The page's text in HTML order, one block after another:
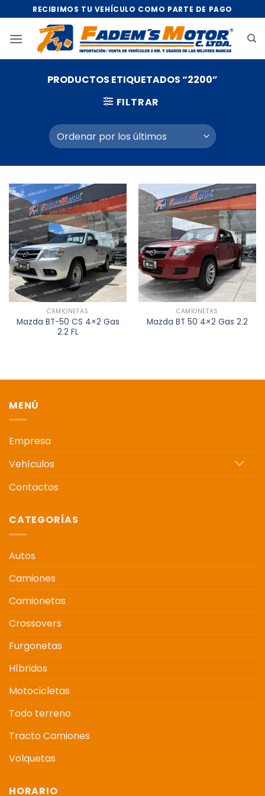
al
contenido
RECIBIMOS TU VEHÍCULO COMO PARTE DE PAGO
PRODUCTOS ETIQUETADOS “2200”
FILTRAR
CAMIONETAS
Mazda BT-50 CS 4×2 Gas
2.2 FL
CAMIONETAS
Mazda BT 50 4×2 Gas 2.2
MENÚ
Empresa
Vehículos
Contactos
CATEGORÍAS
Autos
Camiones
Camionetas
Crossovers
Furgonetas
Híbridos
Motocicletas
Todo terreno
Tracto Camiones
Volquetas
HORARIO